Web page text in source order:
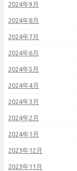
2024年9月
2024年8月
2024年7月
2024年6月
2024年5月
2024年4月
2024年3月
2024年2月
2024年1月
2023年12月
2023年11月